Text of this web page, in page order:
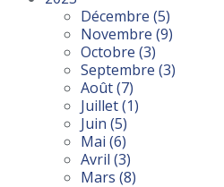
Décembre (5)
Novembre (9)
Octobre (3)
Septembre (3)
Août(7)
Juillet(1)
Juin (5)
Mai (6)
Avril (3)
Mars (8)